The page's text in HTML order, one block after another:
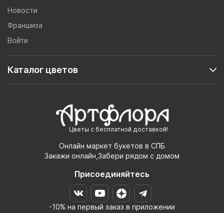
Цветы с бесплатной доставкой!
Онлайн маркет букетов в СПБ
Закажи онлайн,Забери рядом с домом
Присоединяйтесь
-10% на первый заказ в приложении
Новости
Франшиза
Войти
Каталог цветов